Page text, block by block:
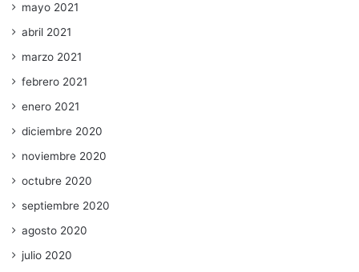
mayo 2021
abril 2021
marzo 2021
febrero 2021
enero 2021
diciembre 2020
noviembre 2020
octubre 2020
septiembre 2020
agosto 2020
julio 2020